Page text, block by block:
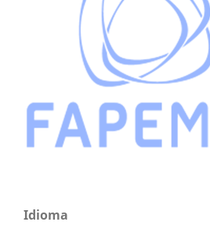
Idioma